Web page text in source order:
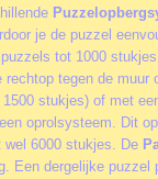
je de puzzel
tot 1000
rechtop tegen de
stukjes) of met
oprolsysteem. Dit
6000 stukjes. De
Een dergelijke